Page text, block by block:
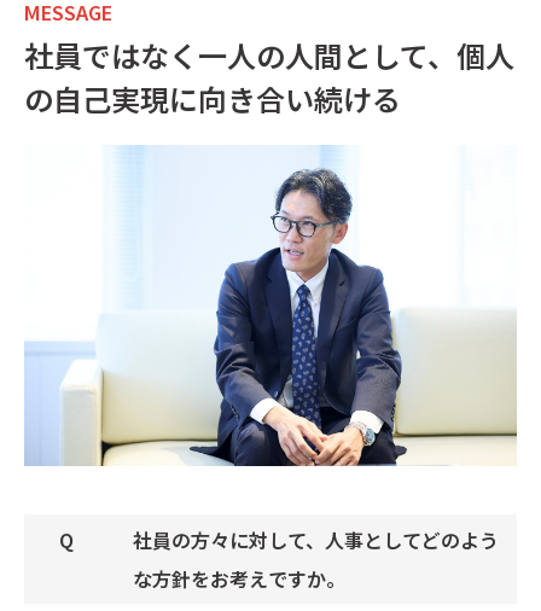
MESSAGE
社員ではなく一人の人間として、個人
の自己実現に向き合い続ける
社員の方々に対して、人事としてどのよう
な方針をお考えですか。